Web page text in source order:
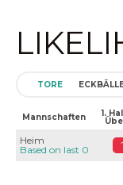
TORE
Mannschaften 1.
Heim
Based on last 0